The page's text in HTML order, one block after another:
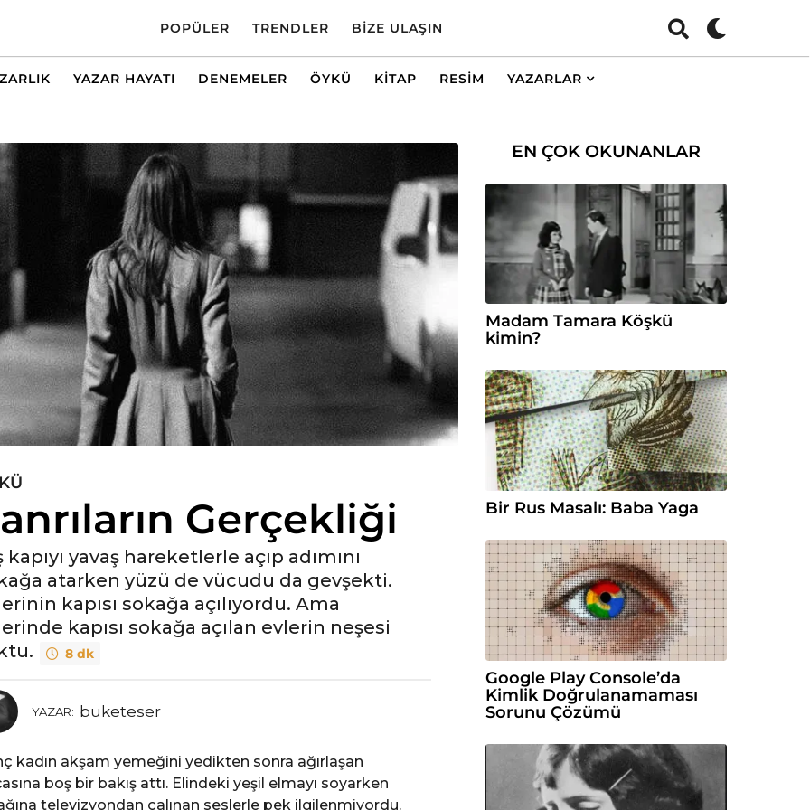
POPÜLER TRENDLER BIZE ULAŞIN
YAZAR HAYATI DENEMELER ÖYKÜ KITAP RESIM YAZARLAR
Gerçekliği
kapıyı yavaş hareketlerle açıp adımını
atarken yüzü de vücudu da gevşekti.
kapısı sokağa açılıyordu. Ama
kapısı sokağa açılan evlerin neşesi
8 dk
YAZAR: buketeser
kadın akşam yemeğini yedikten sonra ağırlaşan
boş bir bakış attı. Elindeki yeşil elmayı soyarken
televizyondan çalınan seslerle pek ilgilenmiyordu.
EN ÇOK OKUNANLAR
Madam Tamara Köşkü
kimin?
Bir Rus Masalı: Baba Yaga
Google Play Console’da
Kimlik Doğrulanamaması
Sorunu Çözümü